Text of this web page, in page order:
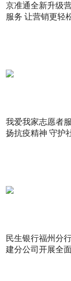
京准通全新升级
服务 让营销更轻
我爱我家志愿者
扬抗疫精神 守护
民生银行福州分
建分公司开展全